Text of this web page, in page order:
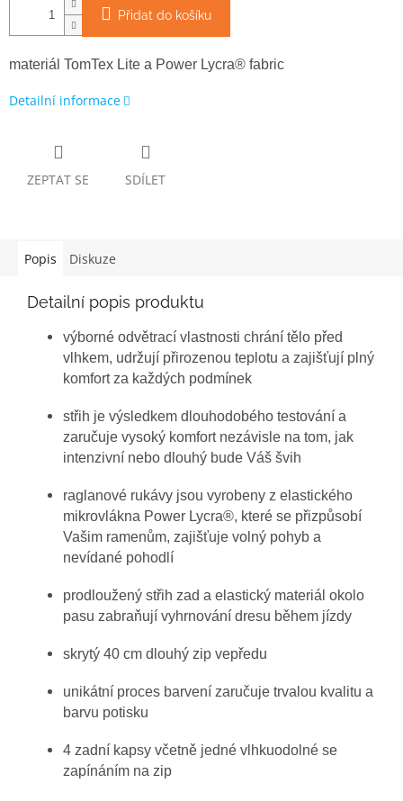
Přidat do košíku
materiál TomTex Lite a Power Lycra® fabric
Detailní informace
ZEPTAT SE SDÍLET
Popis Diskuze
Detailní popis produktu
výborné odvětrací vlastnosti chrání tělo před
vlhkem, udržují přirozenou teplotu a zajišťují plný
komfort za každých podmínek
střih je výsledkem dlouhodobého testování a
zaručuje vysoký komfort nezávisle na tom, jak
intenzivní nebo dlouhý bude Váš švih
raglanové rukávy jsou vyrobeny z elastického
mikrovlákna Power Lycra®, které se přizpůsobí
Vašim ramenům, zajišťuje volný pohyb a
nevídané pohodlí
prodloužený střih zad a elastický materiál okolo
pasu zabraňují vyhrnování dresu během jízdy
skrytý 40 cm dlouhý zip vepředu
unikátní proces barvení zaručuje trvalou kvalitu a
barvu potisku
4 zadní kapsy včetně jedné vlhkuodolné se
zapínáním na zip